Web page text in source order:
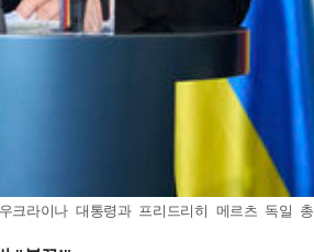
크라이나 대통령과 프리드리히 메르츠 독